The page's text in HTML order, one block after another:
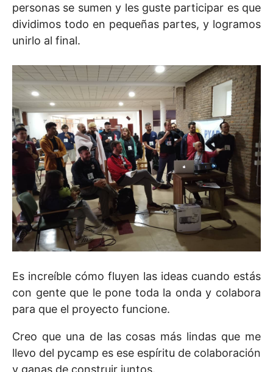
personas se sumen y les guste participar es que
dividimos todo en pequeñas partes, y logramos
unirlo al final.
Es increíble cómo fluyen las ideas cuando estás
con gente que le pone toda la onda y colabora
para que el proyecto funcione.
Creo que una de las cosas más lindas que me
llevo del pycamp es ese espíritu de colaboración
y ganas de construir juntos.